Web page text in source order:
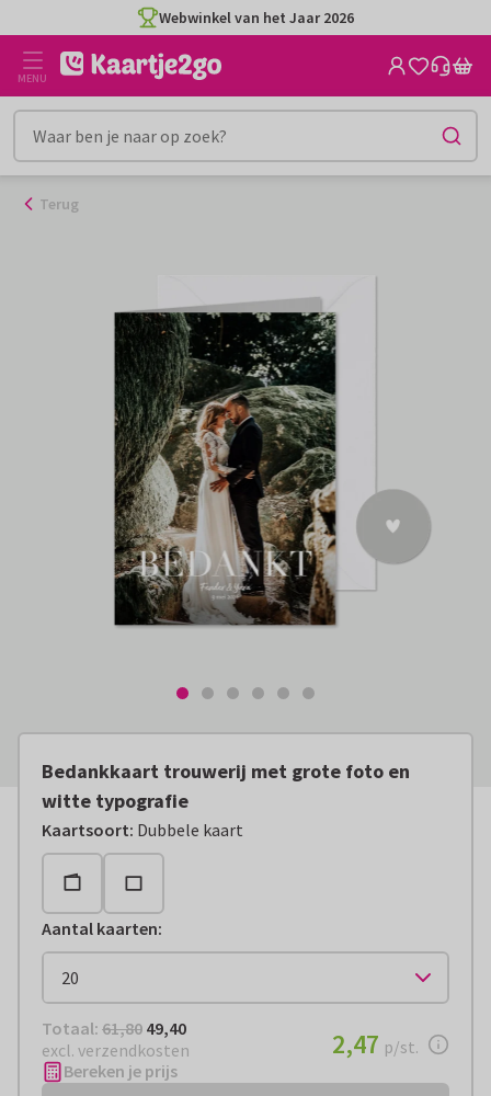
naar
inhoud
Webwinkel van het Jaar 2026
MENU
Terug
Bedankkaart trouwerij met grote foto en
witte typografie
Kaartsoort: Dubbele kaart
Aantal kaarten:
Totaal: € 49,40
Totaal: 61,80 49,40
excl. verzendkosten
€ 2,47per stuk
2,47 p/st.
Bereken je prijs